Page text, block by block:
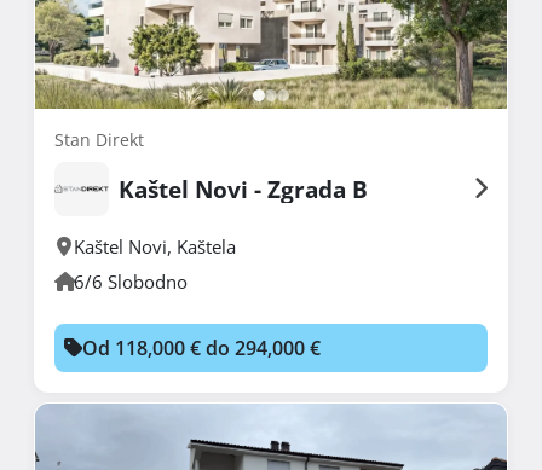
Stan Direkt
Kaštel Novi - Zgrada B
Kaštel Novi, Kaštela
6/6 Slobodno
Od 118,000 € do 294,000 €